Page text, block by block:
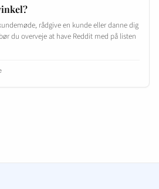
rådgive en kunde eller danne dig
du overveje at have Reddit med på listen